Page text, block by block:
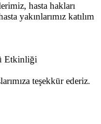
hasta hakları
yakınlarımız katılım
teşekkür ederiz.